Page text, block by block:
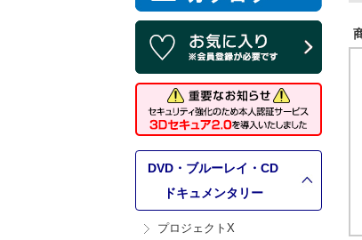
DVD・ブルーレイ・CD
ドキュメンタリー
プロジェクトX